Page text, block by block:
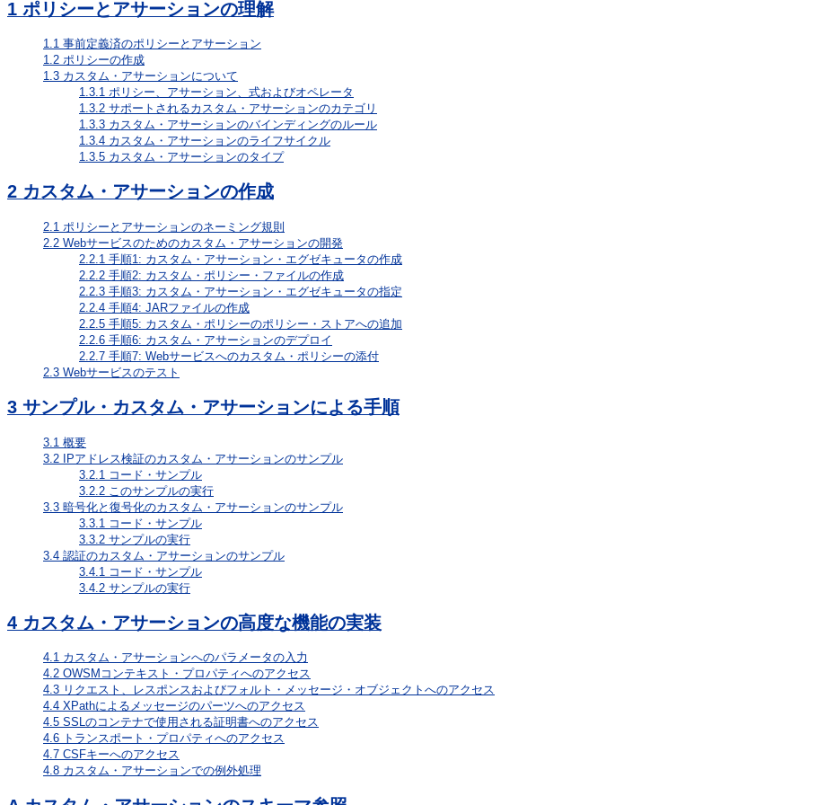
1 ポリシーとアサーションの理解
1.1 事前定義済のポリシーとアサーション
1.2 ポリシーの作成
1.3 カスタム・アサーションについて
1.3.1 ポリシー、アサーション、式およびオペレータ
1.3.2 サポートされるカスタム・アサーションのカテゴリ
1.3.3 カスタム・アサーションのバインディングのルール
1.3.4 カスタム・アサーションのライフサイクル
1.3.5 カスタム・アサーションのタイプ
2 カスタム・アサーションの作成
2.1 ポリシーとアサーションのネーミング規則
2.2 Webサービスのためのカスタム・アサーションの開発
2.2.1 手順1: カスタム・アサーション・エグゼキュータの作成
2.2.2 手順2: カスタム・ポリシー・ファイルの作成
2.2.3 手順3: カスタム・アサーション・エグゼキュータの指定
2.2.4 手順4: JARファイルの作成
2.2.5 手順5: カスタム・ポリシーのポリシー・ストアへの追加
2.2.6 手順6: カスタム・アサーションのデプロイ
2.2.7 手順7: Webサービスへのカスタム・ポリシーの添付
2.3 Webサービスのテスト
3 サンプル・カスタム・アサーションによる手順
3.1 概要
3.2 IPアドレス検証のカスタム・アサーションのサンプル
3.2.1 コード・サンプル
3.2.2 このサンプルの実行
3.3 暗号化と復号化のカスタム・アサーションのサンプル
3.3.1 コード・サンプル
3.3.2 サンプルの実行
3.4 認証のカスタム・アサーションのサンプル
3.4.1 コード・サンプル
3.4.2 サンプルの実行
4 カスタム・アサーションの高度な機能の実装
4.1 カスタム・アサーションへのパラメータの入力
4.2 OWSMコンテキスト・プロパティへのアクセス
4.3 リクエスト、レスポンスおよびフォルト・メッセージ・オブジェクトへのアクセス
4.4 XPathによるメッセージのパーツへのアクセス
4.5 SSLのコンテナで使用される証明書へのアクセス
4.6 トランスポート・プロパティへのアクセス
4.7 CSFキーへのアクセス
4.8 カスタム・アサーションでの例外処理